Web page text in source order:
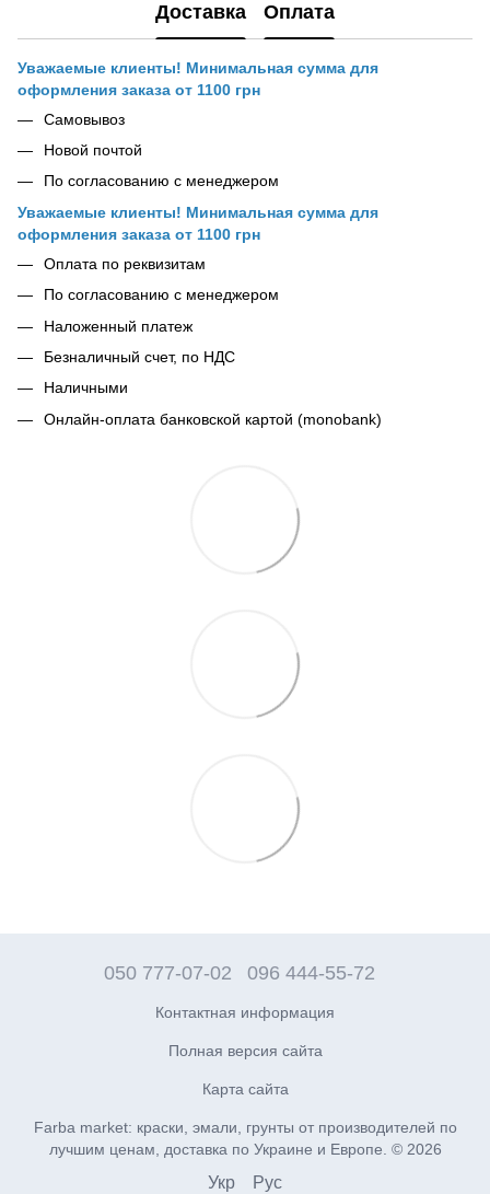
Доставка Оплата
Уважаемые клиенты! Минимальная сумма для
оформления заказа от 1100 грн
Самовывоз
Новой почтой
По согласованию с менеджером
Уважаемые клиенты! Минимальная сумма для
оформления заказа от 1100 грн
Оплата по реквизитам
По согласованию с менеджером
Наложенный платеж
Безналичный счет, по НДС
Наличными
Онлайн-оплата банковской картой (monobank)
050 777-07-02 096 444-55-72
Контактная информация
Полная версия сайта
Карта сайта
Farba market: краски, эмали, грунты от производителей по
лучшим ценам, доставка по Украине и Европе. © 2026
Укр Рус